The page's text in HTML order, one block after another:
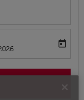
return-date-aria-label
today